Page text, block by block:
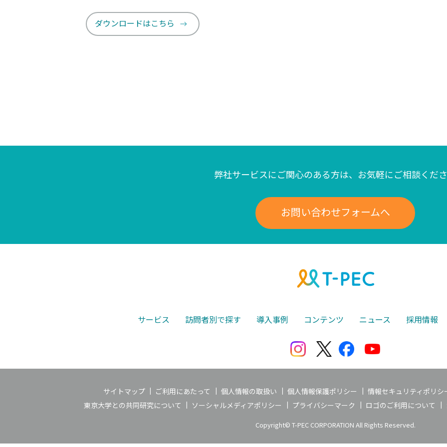
ダウンロードはこちら
弊社サービスにご関心のある方は、 お気軽にご相談くだ
お問い合わせフォームへ
サービス 訪問者別で探す 導入事例 コンテンツ ニュース 採用情報
サイトマップ ご利用にあたって 個人情報の取扱い 個人情報保護ポリシー
情報セキュリティポリシ
東京大学との共同研究について
ソーシャルメディアポリシー プライバシーマーク ロゴのご利用について
Copyright© T-PEC CORPORATION All Rights Reserved.